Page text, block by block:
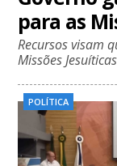
para as
Recursos visam
Missões Jesuíticas
POLÍTICA